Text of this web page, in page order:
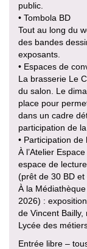
public.
• Tombola BD
Tout au long du
des bandes
exposants.
• Espaces de
La brasserie Le
du salon. Le
place pour
dans un cadre
participation de
• Participation
À l’Atelier
espace de
(prêt de 30 BD et
À la
2026) :
de Vincent Bailly,
Lycée des
Entrée libre –